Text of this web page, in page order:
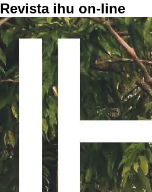
Revista ihu on-line